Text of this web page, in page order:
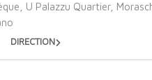
U Palazzu Quartier,
DIRECTION